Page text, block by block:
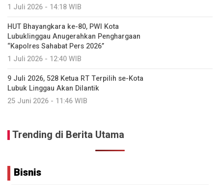
1 Juli 2026 - 14:18 WIB
HUT Bhayangkara ke-80, PWI Kota
Lubuklinggau Anugerahkan Penghargaan
“Kapolres Sahabat Pers 2026”
1 Juli 2026 - 12:40 WIB
9 Juli 2026, 528 Ketua RT Terpilih se-Kota
Lubuk Linggau Akan Dilantik
25 Juni 2026 - 11:46 WIB
Trending di Berita Utama
Bisnis